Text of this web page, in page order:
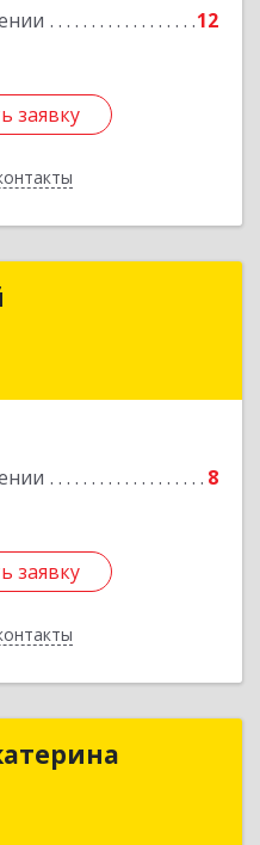
12
заявку
заявку
8
заявку
Дудин Сергей
Подробнее
заявку
Екатерина